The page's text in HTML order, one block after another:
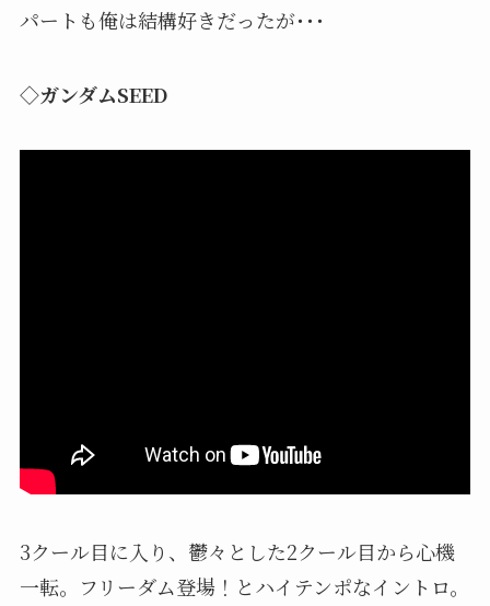
パートも俺は結構好きだったが･･･
◇ガンダムSEED
3クール目に入り、鬱々とした2クール目から心機
一転。フリーダム登場！とハイテンポなイントロ。